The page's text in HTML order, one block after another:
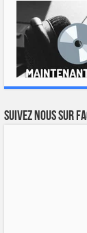
Suivez nous sur